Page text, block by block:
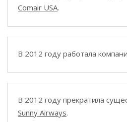
Comair USA.
В 2012 году работала
В 2012 году прекратила
Sunny Airways.